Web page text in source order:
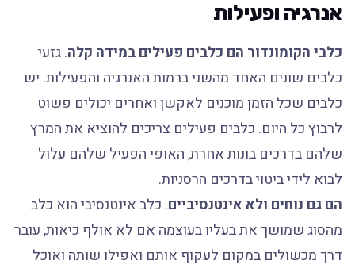
אנרגיה ופעילות
כלבי הקומונדור הם כלבים פעילים במידה קלה. גזעי
כלבים שונים האחד מהשני ברמות האנרגיה והפעילות. יש
כלבים שכל הזמן מוכנים לאקשן ואחרים יכולים פשוט
לרבוץ כל היום. כלבים פעילים צריכים להוציא את המרץ
שלהם בדרכים בונות אחרת, האופי הפעיל שלהם עלול
לבוא לידי ביטוי בדרכים הרסניות.
הם גם נוחים ולא אינטנסיביים. כלב אינטנסיבי הוא כלב
מהסוג שמושך את בעליו בעוצמה אם לא אולף כיאות, עובר
דרך מכשולים במקום לעקוף אותם ואפילו שותה ואוכל